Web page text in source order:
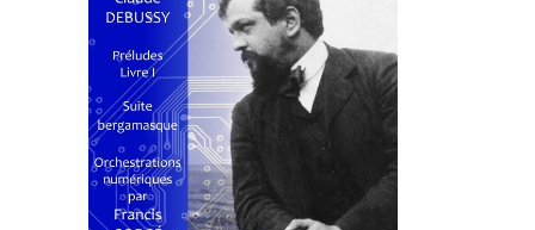
Debussy - Schmitt - Ravel
orchestrations numériques par
Francis Gorgé